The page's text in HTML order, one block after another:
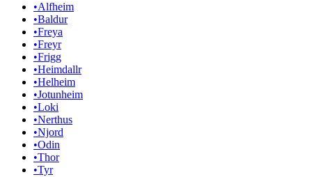
•Alfheim
•Baldur
•Freya
•Freyr
•Frigg
•Heimdallr
•Helheim
•Jotunheim
•Loki
•Nerthus
•Njord
•Odin
•Thor
•Tyr